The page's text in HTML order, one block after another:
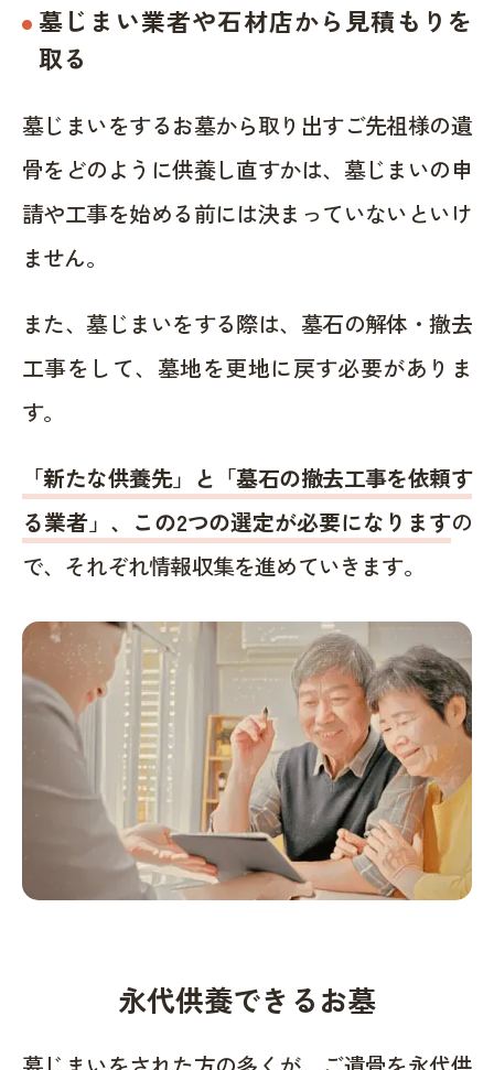
墓じまい業者や石材店から見積もりを
取る
墓じまいをするお墓から取り出すご先祖様の遺
骨をどのように供養し直すかは、墓じまいの申
請や工事を始める前には決まっていないといけ
ません。
また、墓じまいをする際は、墓石の解体・撤去
工事をして、墓地を更地に戻す必要がありま
す。
「新たな供養先」と「墓石の撤去工事を依頼す
る業者」、この2つの選定が必要になりますの
で、それぞれ情報収集を進めていきます。
永代供養できるお墓